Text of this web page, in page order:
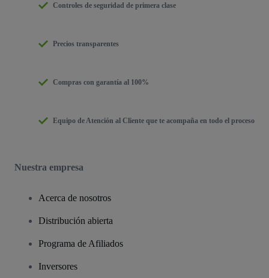
Controles de seguridad de primera clase
Precios transparentes
Compras con garantía al 100%
Equipo de Atención al Cliente que te acompaña en todo el proceso
Nuestra empresa
Acerca de nosotros
Distribución abierta
Programa de Afiliados
Inversores